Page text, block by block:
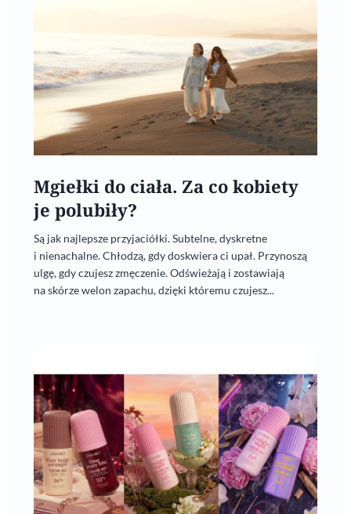
Mgiełki do ciała. Za co kobiety
je polubiły?
Są jak najlepsze przyjaciółki. Subtelne, dyskretne
i nienachalne. Chłodzą, gdy doskwiera ci upał. Przynoszą
ulgę, gdy czujesz zmęczenie. Odświeżają i zostawiają
na skórze welon zapachu, dzięki któremu czujesz...